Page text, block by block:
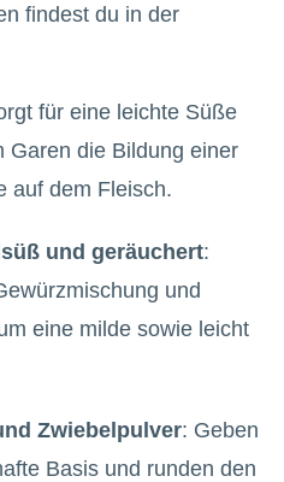
findest du in der
für eine leichte Süße
Garen die Bildung einer
auf dem Fleisch.
und geräuchert:
und
eine milde sowie leicht
Zwiebelpulver: Geben
Basis und runden den